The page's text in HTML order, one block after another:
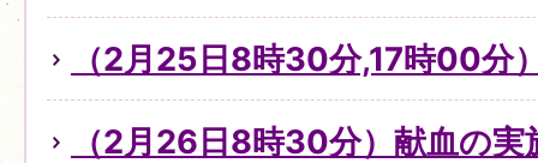
（2月25日8時30分,17時00分
（2月26日8時30分）献血の